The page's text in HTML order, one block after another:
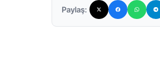
Paylaş: